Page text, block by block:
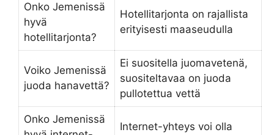
Onko Jemenissä
hyvä
hotellitarjonta?
Hotellitarjonta on rajallista
erityisesti maaseudulla
Voiko Jemenissä
juoda hanavettä?
Ei suositella juomavetenä,
suositeltavaa on juoda
pullotettua vettä
Onko Jemenissä
Internet-yhteys voi olla